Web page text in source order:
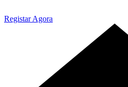
Registar Agora